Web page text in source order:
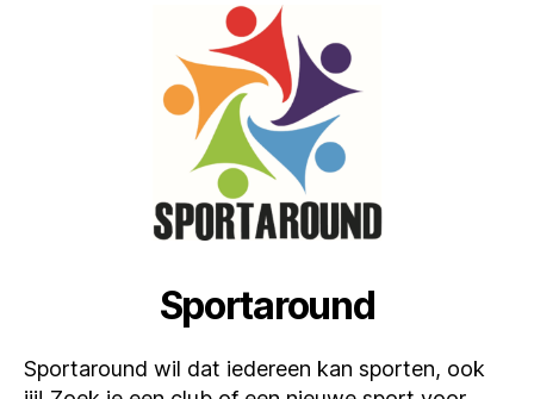
Sportaround
Sportaround wil dat iedereen kan sporten, ook